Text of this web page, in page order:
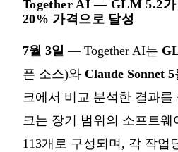
Together AI — GLM 5.2가
20% 가격으로 달성
7월 3일 — Together AI는
픈 소스)와 Claude Sonnet 5
크에서 비교 분석한 결과
크는 장기 범위의 소프트웨
113개로 구성되며, 각 작업